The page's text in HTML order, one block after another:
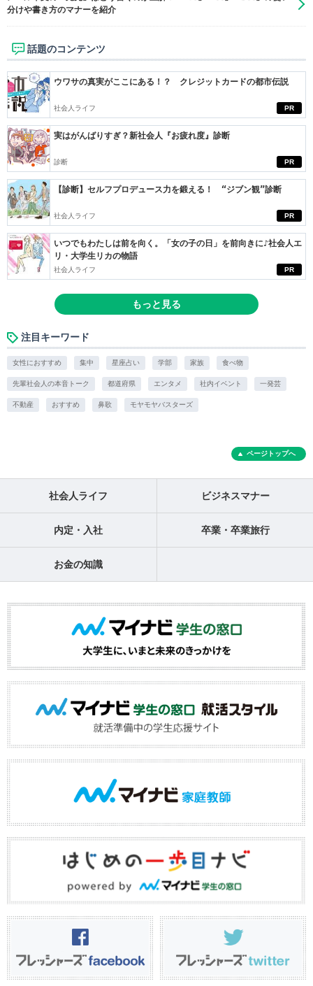
分けや書き方のマナーを紹介
話題のコンテンツ
PR
ウワサの真実がここにある！？ クレジットカードの都市伝説
社会人ライフ
PR
実はがんばりすぎ？新社会人『お疲れ度』診断
診断
PR
【診断】セルフプロデュース力を鍛える！ “ジブン観”診断
社会人ライフ
PR
いつでもわたしは前を向く。「女の子の日」を前向きに♪社会人エ
リ・大学生リカの物語
社会人ライフ
もっと見る
注目キーワード
女性におすすめ 集中 星座占い 学部 家族 食べ物
先輩社会人の本音トーク 都道府県 エンタメ 社内イベント 一発芸
不動産 おすすめ 鼻歌 モヤモヤバスターズ
ページトップへ
社会人ライフ ビジネスマナー
内定・入社 卒業・卒業旅行
お金の知識